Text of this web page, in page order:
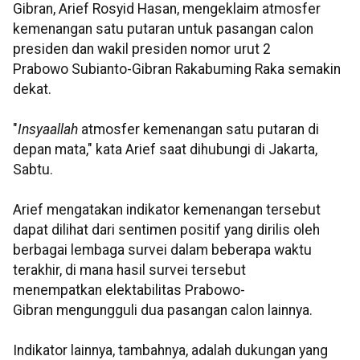
Gibran, Arief Rosyid Hasan, mengeklaim atmosfer
kemenangan satu putaran untuk pasangan calon
presiden dan wakil presiden nomor urut 2
Prabowo Subianto-Gibran Rakabuming Raka semakin
dekat.
"Insyaallah atmosfer kemenangan satu putaran di
depan mata," kata Arief saat dihubungi di Jakarta,
Sabtu.
Arief mengatakan indikator kemenangan tersebut
dapat dilihat dari sentimen positif yang dirilis oleh
berbagai lembaga survei dalam beberapa waktu
terakhir, di mana hasil survei tersebut
menempatkan elektabilitas Prabowo-
Gibran mengungguli dua pasangan calon lainnya.
Indikator lainnya, tambahnya, adalah dukungan yang